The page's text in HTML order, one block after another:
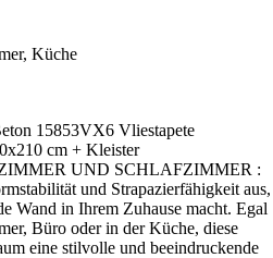
Küche
15853VX6 Vliestapete
cm + Kleister
UND SCHLAFZIMMER :
und Strapazierfähigkeit aus,
Wand in Ihrem Zuhause macht. Egal
Büro oder in der Küche, diese
eine stilvolle und beeindruckende